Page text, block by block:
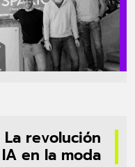
revolución
en la moda